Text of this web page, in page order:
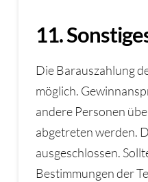
11.
Die Barauszahlung
möglich.
andere Personen
abgetreten werden.
ausgeschlossen.
Bestimmungen der